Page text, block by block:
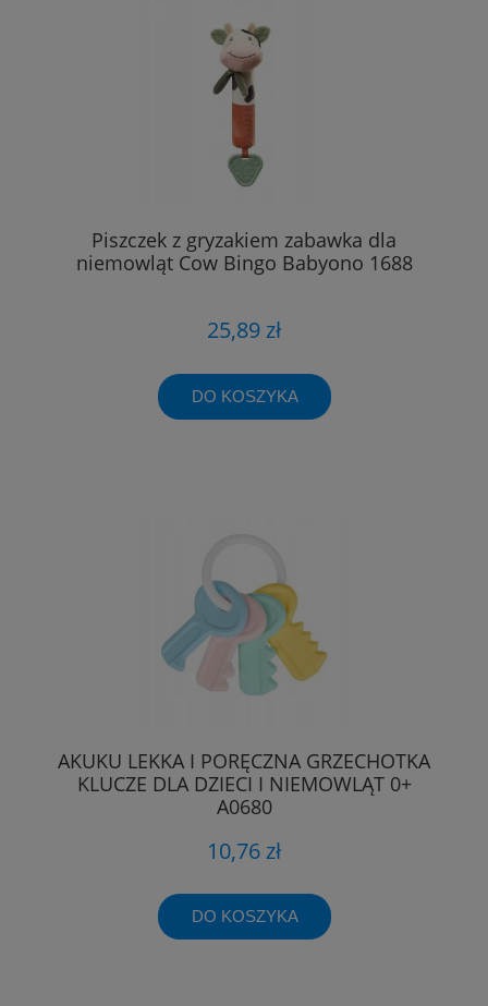
Piszczek z gryzakiem zabawka dla
niemowląt Cow Bingo Babyono 1688
25,89 zł
DO KOSZYKA
AKUKU LEKKA I PORĘCZNA GRZECHOTKA
KLUCZE DLA DZIECI I NIEMOWLĄT 0+
A0680
10,76 zł
DO KOSZYKA